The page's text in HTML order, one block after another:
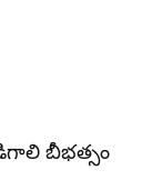
బీభత్సం